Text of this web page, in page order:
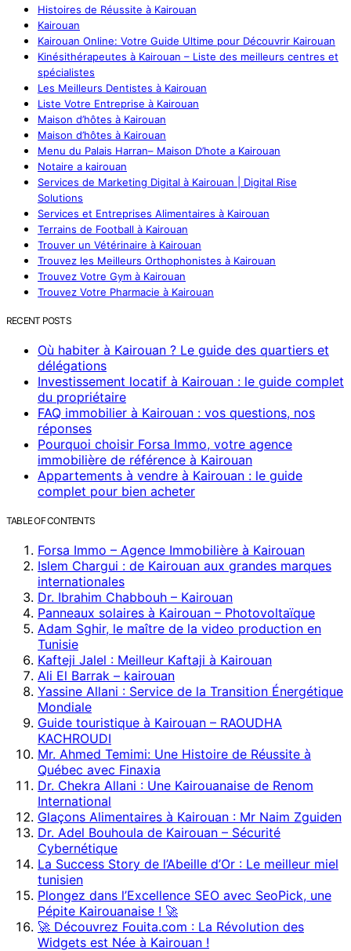
Histoires de Réussite à Kairouan
Kairouan
Kairouan Online: Votre Guide Ultime pour Découvrir Kairouan
Kinésithérapeutes à Kairouan – Liste des meilleurs centres et
spécialistes
Les Meilleurs Dentistes à Kairouan
Liste Votre Entreprise à Kairouan
Maison d’hôtes à Kairouan
Maison d’hôtes à Kairouan
Menu du Palais Harran– Maison D’hote a Kairouan
Notaire a kairouan
Services de Marketing Digital à Kairouan | Digital Rise
Solutions
Services et Entreprises Alimentaires à Kairouan
Terrains de Football à Kairouan
Trouver un Vétérinaire à Kairouan
Trouvez les Meilleurs Orthophonistes à Kairouan
Trouvez Votre Gym à Kairouan
Trouvez Votre Pharmacie à Kairouan
RECENT POSTS
Où habiter à Kairouan ? Le guide des quartiers et
délégations
Investissement locatif à Kairouan : le guide complet
du propriétaire
FAQ immobilier à Kairouan : vos questions, nos
réponses
Pourquoi choisir Forsa Immo, votre agence
immobilière de référence à Kairouan
Appartements à vendre à Kairouan : le guide
complet pour bien acheter
TABLE OF CONTENTS
Forsa Immo – Agence Immobilière à Kairouan
Islem Chargui : de Kairouan aux grandes marques
internationales
Dr. Ibrahim Chabbouh – Kairouan
Panneaux solaires à Kairouan – Photovoltaïque
Adam Sghir, le maître de la video production en
Tunisie
Kafteji Jalel : Meilleur Kaftaji à Kairouan
Ali El Barrak – kairouan
Yassine Allani : Service de la Transition Énergétique
Mondiale
Guide touristique à Kairouan – RAOUDHA
KACHROUDI
Mr. Ahmed Temimi: Une Histoire de Réussite à
Québec avec Finaxia
Dr. Chekra Allani : Une Kairouanaise de Renom
International
Glaçons Alimentaires à Kairouan : Mr Naim Zguiden
Dr. Adel Bouhoula de Kairouan – Sécurité
Cybernétique
La Success Story de l’Abeille d’Or : Le meilleur miel
tunisien
Plongez dans l’Excellence SEO avec SeoPick, une
Pépite Kairouanaise ! 🚀
🚀 Découvrez Fouita.com : La Révolution des
Widgets est Née à Kairouan !